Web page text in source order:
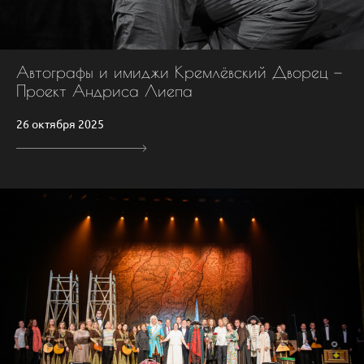
Автографы и имиджи Кремлёвский Дворец —
Проект Андриса Лиепа
26 октября 2025